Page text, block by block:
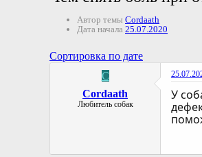
Автор темы Cordaath
Дата начала 25.07.2020
Сортировка по дате
C
Cordaath
Любитель собак
У